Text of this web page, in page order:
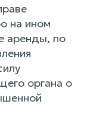
на ином
аренды, по
органа о